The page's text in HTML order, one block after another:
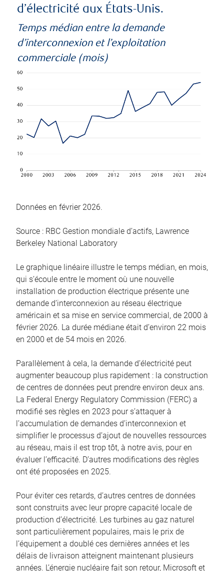
d’électricité aux États-Unis.
Temps médian entre la demande
d’interconnexion et l’exploitation
commerciale (mois)
Données en février 2026.
Source : RBC Gestion mondiale d’actifs, Lawrence
Berkeley National Laboratory
Le graphique linéaire illustre le temps médian, en mois,
qui s’écoule entre le moment où une nouvelle
installation de production électrique présente une
demande d’interconnexion au réseau électrique
américain et sa mise en service commercial, de 2000 à
février 2026. La durée médiane était d’environ 22 mois
en 2000 et de 54 mois en 2026.
Parallèlement à cela, la demande d’électricité peut
augmenter beaucoup plus rapidement : la construction
de centres de données peut prendre environ deux ans.
La Federal Energy Regulatory Commission (FERC) a
modifié ses règles en 2023 pour s’attaquer à
l’accumulation de demandes d’interconnexion et
simplifier le processus d’ajout de nouvelles ressources
au réseau, mais il est trop tôt, à notre avis, pour en
évaluer l’efficacité. D’autres modifications des règles
ont été proposées en 2025.
Pour éviter ces retards, d’autres centres de données
sont construits avec leur propre capacité locale de
production d’électricité. Les turbines au gaz naturel
sont particulièrement populaires, mais le prix de
l’équipement a doublé ces dernières années et les
délais de livraison atteignent maintenant plusieurs
années. L’énergie nucléaire fait son retour, Microsoft et